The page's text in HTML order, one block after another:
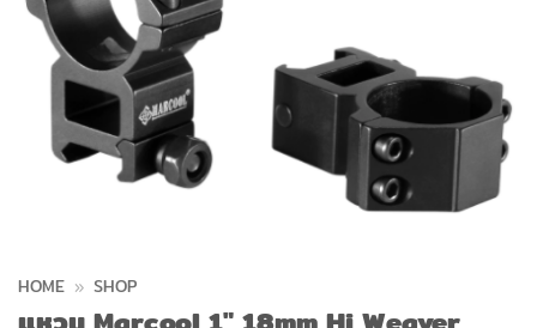
HOME » SHOP